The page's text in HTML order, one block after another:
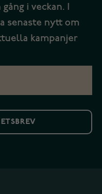
i veckan. I
senaste nytt om
kampanjer